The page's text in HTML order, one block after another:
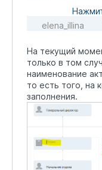
elena_illina
На текущий
только в том
наименование
то есть того, на
заполнения.